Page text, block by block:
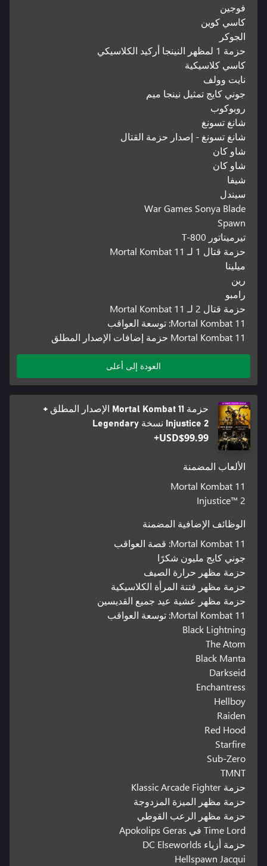
فوجين
كاسي كوين
الجوكر
حزمة 1 لمظهر النينجا أركيد الكلاسيكي
كاسي كلاسيكية
نايت وولف
جوني كايج تمثيل نينجا ميم
روبوكوب
شانغ تسونغ
شانغ تسونغ - إصدار حزمة القتال
شاو كان
شاو كان
شيفا
سيندل
War Games Sonya Blade
Spawn
تيرميناتور T-800
حزمة قتال 1 لـ Mortal Kombat 11
ميلينا
رين
رامبو
حزمة قتال 2 لـ Mortal Kombat 11
Mortal Kombat 11: توسعة العواقب
Mortal Kombat 11 حزمة إضافات الإصدار المطلق
العودة إلى أعلى
حزمة Mortal Kombat 11 الإصدار المطلق +
Injustice 2 نسخة Legendary
USD$99.99+
الألعاب المضمنة
Mortal Kombat 11
Injustice™ 2
الوظائف الإضافية المضمنة
Mortal Kombat 11: قصة العواقب
جوني كايج مليون شكرًا
حزمة مظهر حرارة الصيف
حزمة مظهر فتنة المرأة الكلاسيكية
حزمة مظهر عشية عيد جميع القديسين
Mortal Kombat 11: توسعة العواقب
Black Lightning
The Atom
Black Manta
Darkseid
Enchantress
Hellboy
Raiden
Red Hood
Starfire
Sub-Zero
TMNT
حزمة Klassic Arcade Fighter
حزمة مظهر الميزة المزدوجة
حزمة مظهر الرعب القوطي
Time Lord في Apokolips Geras
حزمة أزياء DC Elseworlds
Hellspawn Jacqui